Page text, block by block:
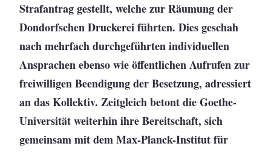
Strafantrag gestellt, welche zur Räumung der
Dondorfschen Druckerei führten. Dies geschah
nach mehrfach durchgeführten individuellen
Ansprachen ebenso wie öffentlichen Aufrufen zur
freiwilligen Beendigung der Besetzung, adressiert
an das Kollektiv. Zeitgleich betont die Goethe-
Universität weiterhin ihre Bereitschaft, sich
gemeinsam mit dem Max-Planck-Institut für